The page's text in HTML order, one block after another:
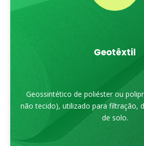
Geotêxtil
Geossintético de poliéster ou
não tecido), utilizado para filtração,
de solo.